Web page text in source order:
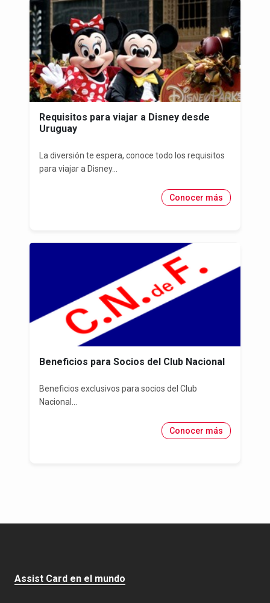
Requisitos para viajar a Disney desde
Uruguay
La diversión te espera, conoce todo los requisitos
para viajar a Disney...
Conocer más
Beneficios para Socios del Club Nacional
Beneficios exclusivos para socios del Club
Nacional...
Conocer más
Assist Card en el mundo